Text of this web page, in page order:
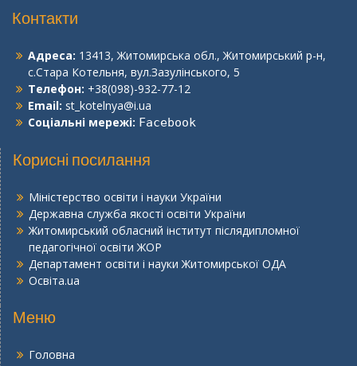
Контакти
Адреса: 13413, Житомирська обл., Житомирський р-н,
с.Стара Котельня, вул.Зазулінського, 5
Телефон: +38(098)-932-77-12
Email: st_kotelnya@i.ua
Соціальні мережі: Facebook
Корисні посилання
Міністерство освіти і науки України
Державна служба якості освіти України
Житомирський обласний інститут післядипломної
педагогічної освіти ЖОР
Департамент освіти і науки Житомирської ОДА
Освіта.ua
Меню
Головна